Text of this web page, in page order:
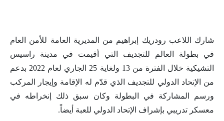
شارك اللاعب رودريك إبراهيم من المديرية العامة للأمن العام
في بطولة العالم للتجديف التي أقيمت في مدينة راسيس
التشيكية خلال الفترة من 13 ولغاية 25 الجاري لعام 2022 بدعم
من الإتحاد الدولي للتجديف الذي قدّم له الإقامة وإيجار المركب
ورسم المشاركة في البطولة وكان سبق ذلك إنخراطه في
معسكر تدريبي بإشراف الإتحاد الدولي للعبة أيضاً.